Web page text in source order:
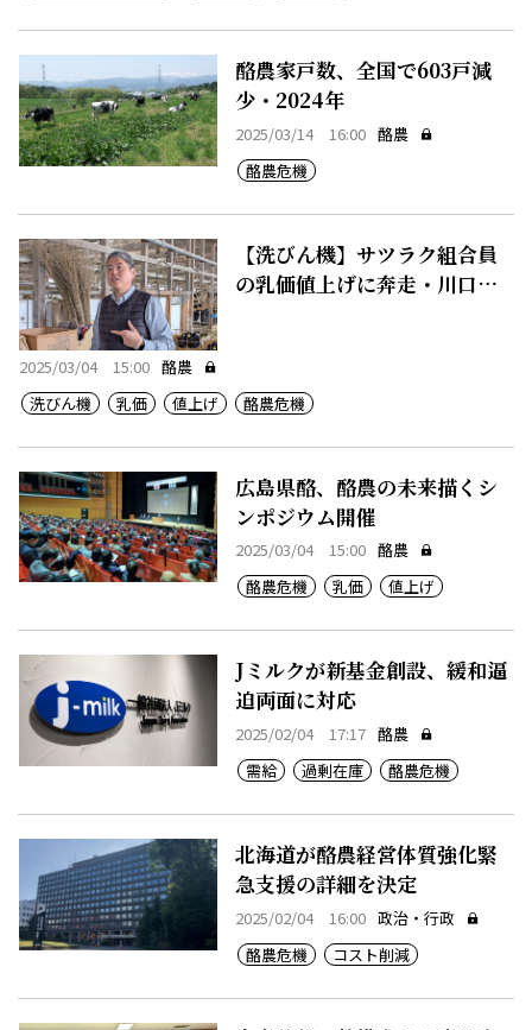
酪農家戸数、全国で603戸減
少・2024年
2025/03/14 16:00 酪農
酪農危機
【洗びん機】サツラク組合員
の乳価値上げに奔走・川口谷
2025/03/04 15:00 酪農
洗びん機
乳価 値上げ 酪農危機
広島県酪、酪農の未来描くシ
ンポジウム開催
2025/03/04 15:00 酪農
酪農危機
乳価 値上げ
Jミルクが新基金創設、緩和逼
迫両面に対応
2025/02/04 17:17 酪農
需給
過剰在庫 酪農危機
北海道が酪農経営体質強化緊
急支援の詳細を決定
2025/02/04 16:00 政治・行政
酪農危機
コスト削減